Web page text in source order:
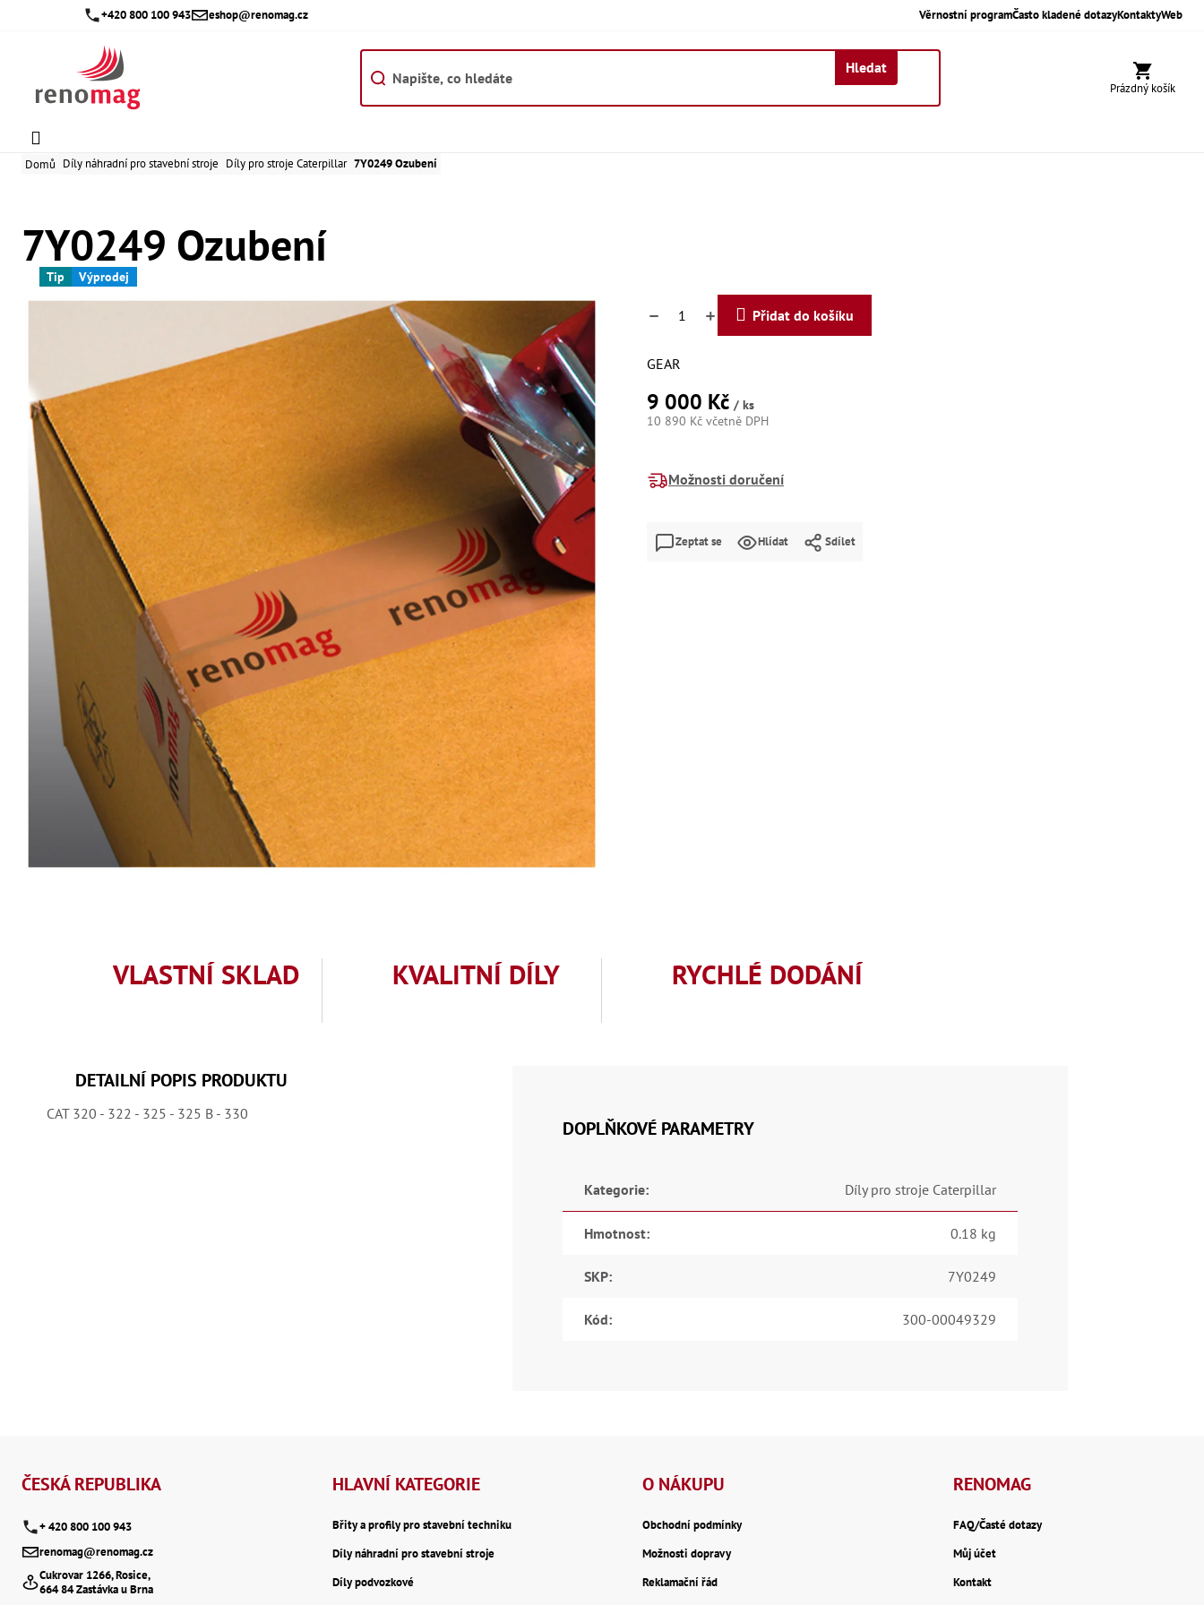
+420 800 100 943 eshop@renomag.cz Věrnostní programČasto kladené dotazyKontaktyWeb
Hledat
Nákupní
Prázdný košík
Domů Díly náhradní pro stavební stroje Díly pro stroje Caterpillar 7Y0249 Ozubení
7Y0249 Ozubení
Tip Výprodej
9 000 Kč / ks
10 890 Kč včetně DPH
Možnosti doručení
Přidat do košíku
GEAR
Zeptat se Hlídat Sdílet
VLASTNÍ SKLAD KVALITNÍ DÍLY RYCHLÉ DODÁNÍ
DETAILNÍ POPIS PRODUKTU
CAT 320 - 322 - 325 - 325 B - 330
DOPLŇKOVÉ PARAMETRY
Kategorie: Díly pro stroje Caterpillar
Hmotnost: 0.18 kg
SKP: 7Y0249
Kód: 300-00049329
ČESKÁ REPUBLIKA
+ 420 800 100 943
renomag@renomag.cz
Cukrovar 1266, Rosice,
664 84 Zastávka u Brna
HLAVNÍ KATEGORIE
Břity a profily pro stavební techniku
Díly náhradní pro stavební stroje
Díly podvozkové
O NÁKUPU
Obchodní podmínky
Možnosti dopravy
Reklamační řád
RENOMAG
FAQ/Časté dotazy
Můj účet
Kontakt